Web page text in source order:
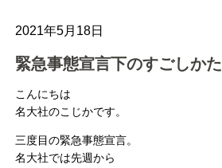
2021年5月18日
緊急事態宣言下のすごしかた
こんにちは
名大社のこじかです。
三度目の緊急事態宣言。
名大社では先週から